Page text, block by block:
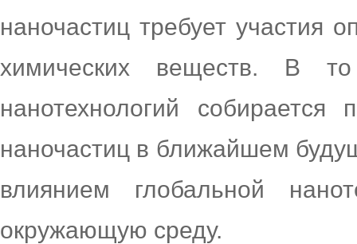
наночастиц требует участия
химических веществ. В
нанотехнологий собирается
наночастиц в ближайшем
влиянием глобальной
окружающую среду.